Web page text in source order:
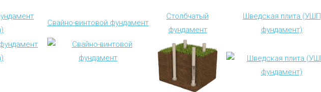
Свайно-винтовой фундамент
Столбчатый
фундамент
Шведская плита (УШП
фундамент)